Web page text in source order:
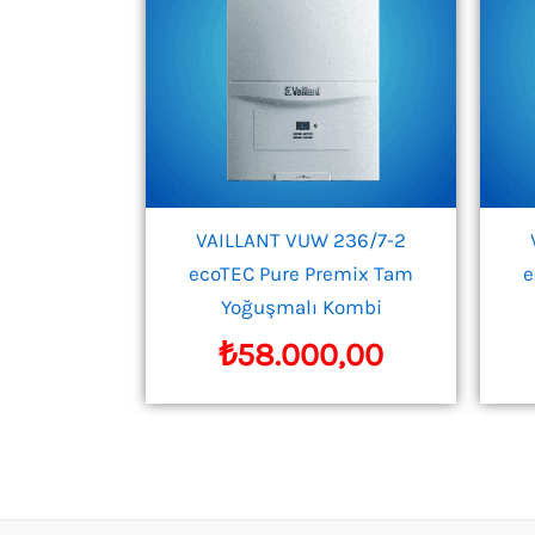
VAILLANT VUW 236/7-2
ecoTEC Pure Premix Tam
Yoğuşmalı Kombi
₺58.000,00